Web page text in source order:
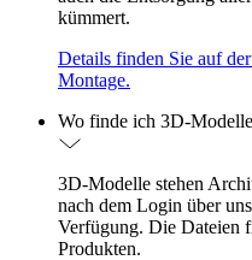
kümmert.
Details finden Sie auf
Montage.
Wo finde ich 3D-
3D-Modelle stehen
nach dem Login über
Verfügung. Die Dateien
Produkten.